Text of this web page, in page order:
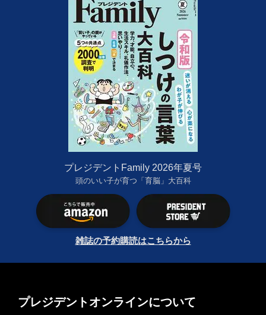
プレジデントFamily 2026年夏号
頭のいい子が育つ「育脳」大百科
雑誌の予約購読はこちらから
プレジデントオンラインについて